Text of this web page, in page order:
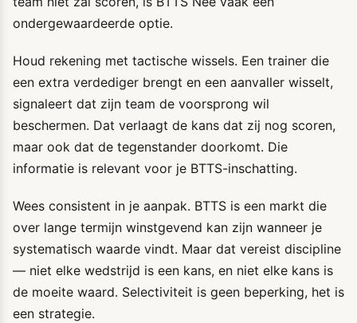
ondergewaardeerde optie.
Houd rekening met tactische wissels. Een trainer die
een extra verdediger brengt en een aanvaller wisselt,
signaleert dat zijn team de voorsprong wil
beschermen. Dat verlaagt de kans dat zij nog scoren,
maar ook dat de tegenstander doorkomt. Die
informatie is relevant voor je BTTS-inschatting.
Wees consistent in je aanpak. BTTS is een markt die
over lange termijn winstgevend kan zijn wanneer je
systematisch waarde vindt. Maar dat vereist discipline
— niet elke wedstrijd is een kans, en niet elke kans is
de moeite waard. Selectiviteit is geen beperking, het is
een strategie.